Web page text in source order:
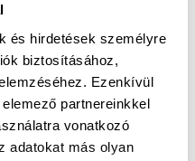
és hirdetések személyre
biztosításához,
Ezenkívül
partnereinkkel
vonatkozó
adatokat más olyan
új városrészben.
egyik legszélesebb
éves táborozókat: egy
választhatnak
az informatika különböző
egy héten belül. A
a Margit-szigeten és a